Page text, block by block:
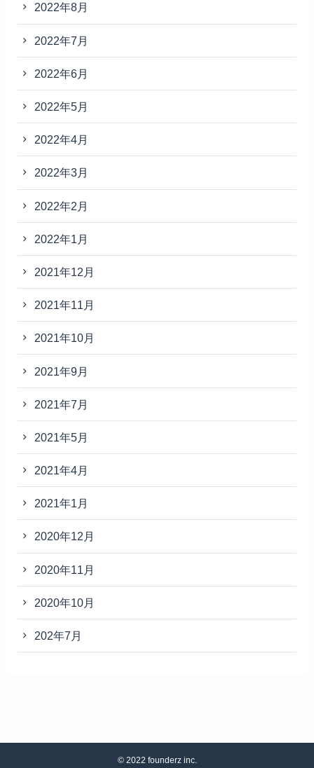
2022年8月
2022年7月
2022年6月
2022年5月
2022年4月
2022年3月
2022年2月
2022年1月
2021年12月
2021年11月
2021年10月
2021年9月
2021年7月
2021年5月
2021年4月
2021年1月
2020年12月
2020年11月
2020年10月
202年7月
©2022 founderz inc.